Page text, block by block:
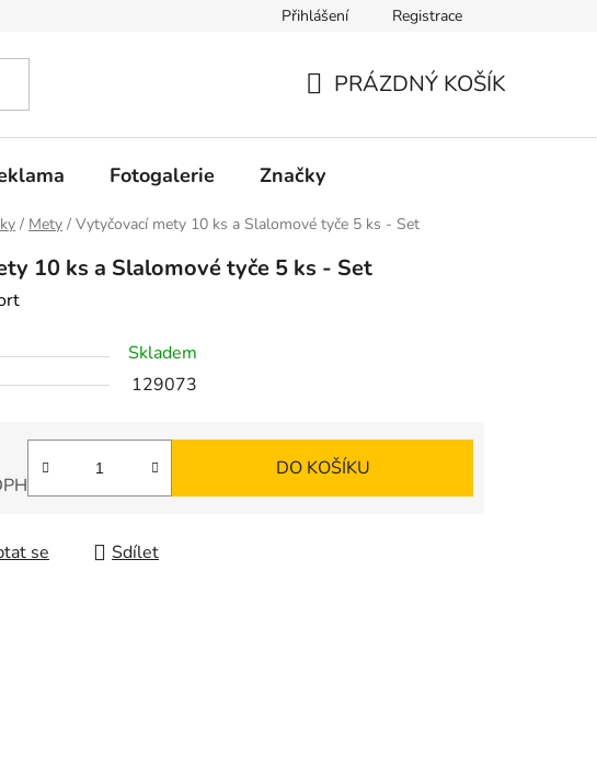
Přihlášení Registrace
KOŠÍK
PRÁZDNÝ KOŠÍK
Fotogalerie Značky
/ Mety / Vytyčovací mety 10 ks a Slalomové tyče 5 ks - Set
10 ks a Slalomové tyče 5 ks - Set
Skladem
129073
DO KOŠÍKU
se Sdílet